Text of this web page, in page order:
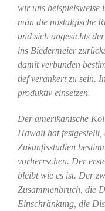
wir uns beispielsweise
man die nostalgische
und sich angesichts
ins Biedermeier
damit verbunden
tief verankert zu sein.
produktiv einsetzen.
Der amerikanische
Hawaii hat
Zukunftsstudien
vorherrschen. Der
bleibt wie es ist. Der
Zusammenbruch, die
Einschränkung, die